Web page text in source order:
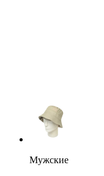
Мужские